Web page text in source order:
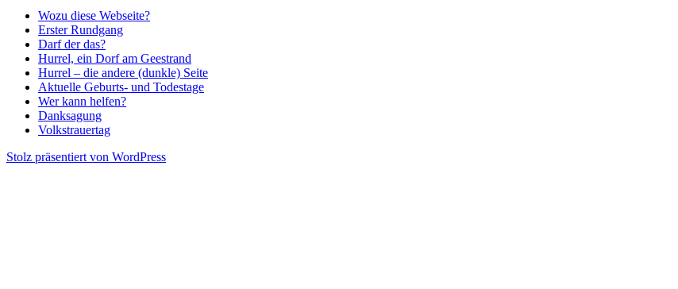
Wozu diese Webseite?
Erster Rundgang
Darf der das?
Hurrel, ein Dorf am Geestrand
Hurrel – die andere (dunkle) Seite
Aktuelle Geburts- und Todestage
Wer kann helfen?
Danksagung
Volkstrauertag
Stolz präsentiert von WordPress